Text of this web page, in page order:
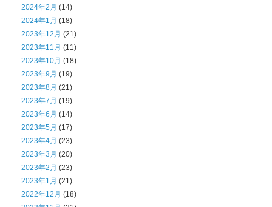
2024年2月 (14)
2024年1月 (18)
2023年12月 (21)
2023年11月 (11)
2023年10月 (18)
2023年9月 (19)
2023年8月 (21)
2023年7月 (19)
2023年6月 (14)
2023年5月 (17)
2023年4月 (23)
2023年3月 (20)
2023年2月 (23)
2023年1月 (21)
2022年12月 (18)